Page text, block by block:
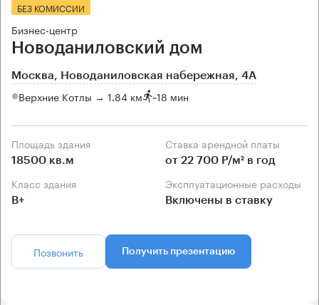
БЕЗ КОМИССИИ
Бизнес-центр
Новоданиловский дом
Москва, Новоданиловская набережная, 4А
Верхние Котлы → 1.84 км ~18 мин
Площадь здания
18500 кв.м
Ставка арендной платы
от 22 700 Р/м² в год
Класс здания
B+
Эксплуатационные расходы
Включены в ставку
Позвонить Получить презентацию